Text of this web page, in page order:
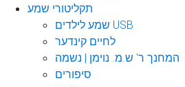
תקליטורי שמע
שמע לילדים USB
לחיים קינדער
המחנך ר' ש.מ. נוימן | נשמה
סיפורים